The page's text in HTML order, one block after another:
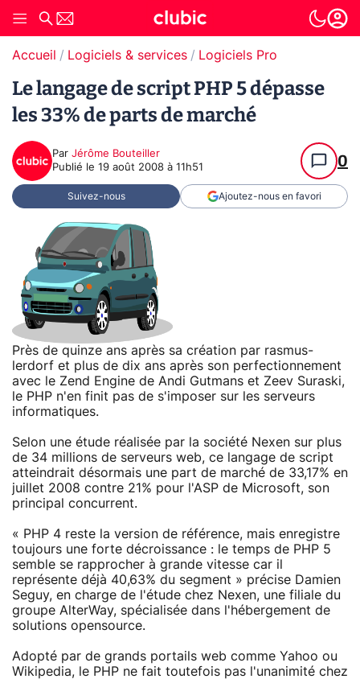
Accueil Logiciels & services Logiciels Pro
Le langage de script PHP 5 dépasse
les 33% de parts de marché
Par Jérôme Bouteiller
Publié le 19 août 2008 à 11h51 0
Suivez-nous Ajoutez-nous en favori
Près de quinze ans après sa création par rasmus-
lerdorf et plus de dix ans après son perfectionnement
avec le Zend Engine de Andi Gutmans et Zeev Suraski,
le PHP n'en finit pas de s'imposer sur les serveurs
informatiques.
Selon une étude réalisée par la société Nexen sur plus
de 34 millions de serveurs web, ce langage de script
atteindrait désormais une part de marché de 33,17% en
juillet 2008 contre 21% pour l'ASP de Microsoft, son
principal concurrent.
« PHP 4 reste la version de référence, mais enregistre
toujours une forte décroissance : le temps de PHP 5
semble se rapprocher à grande vitesse car il
représente déjà 40,63% du segment » précise Damien
Seguy, en charge de l'étude chez Nexen, une filiale du
groupe AlterWay, spécialisée dans l'hébergement de
solutions opensource.
Adopté par de grands portails web comme Yahoo ou
Wikipedia, le PHP ne fait toutefois pas l'unanimité chez